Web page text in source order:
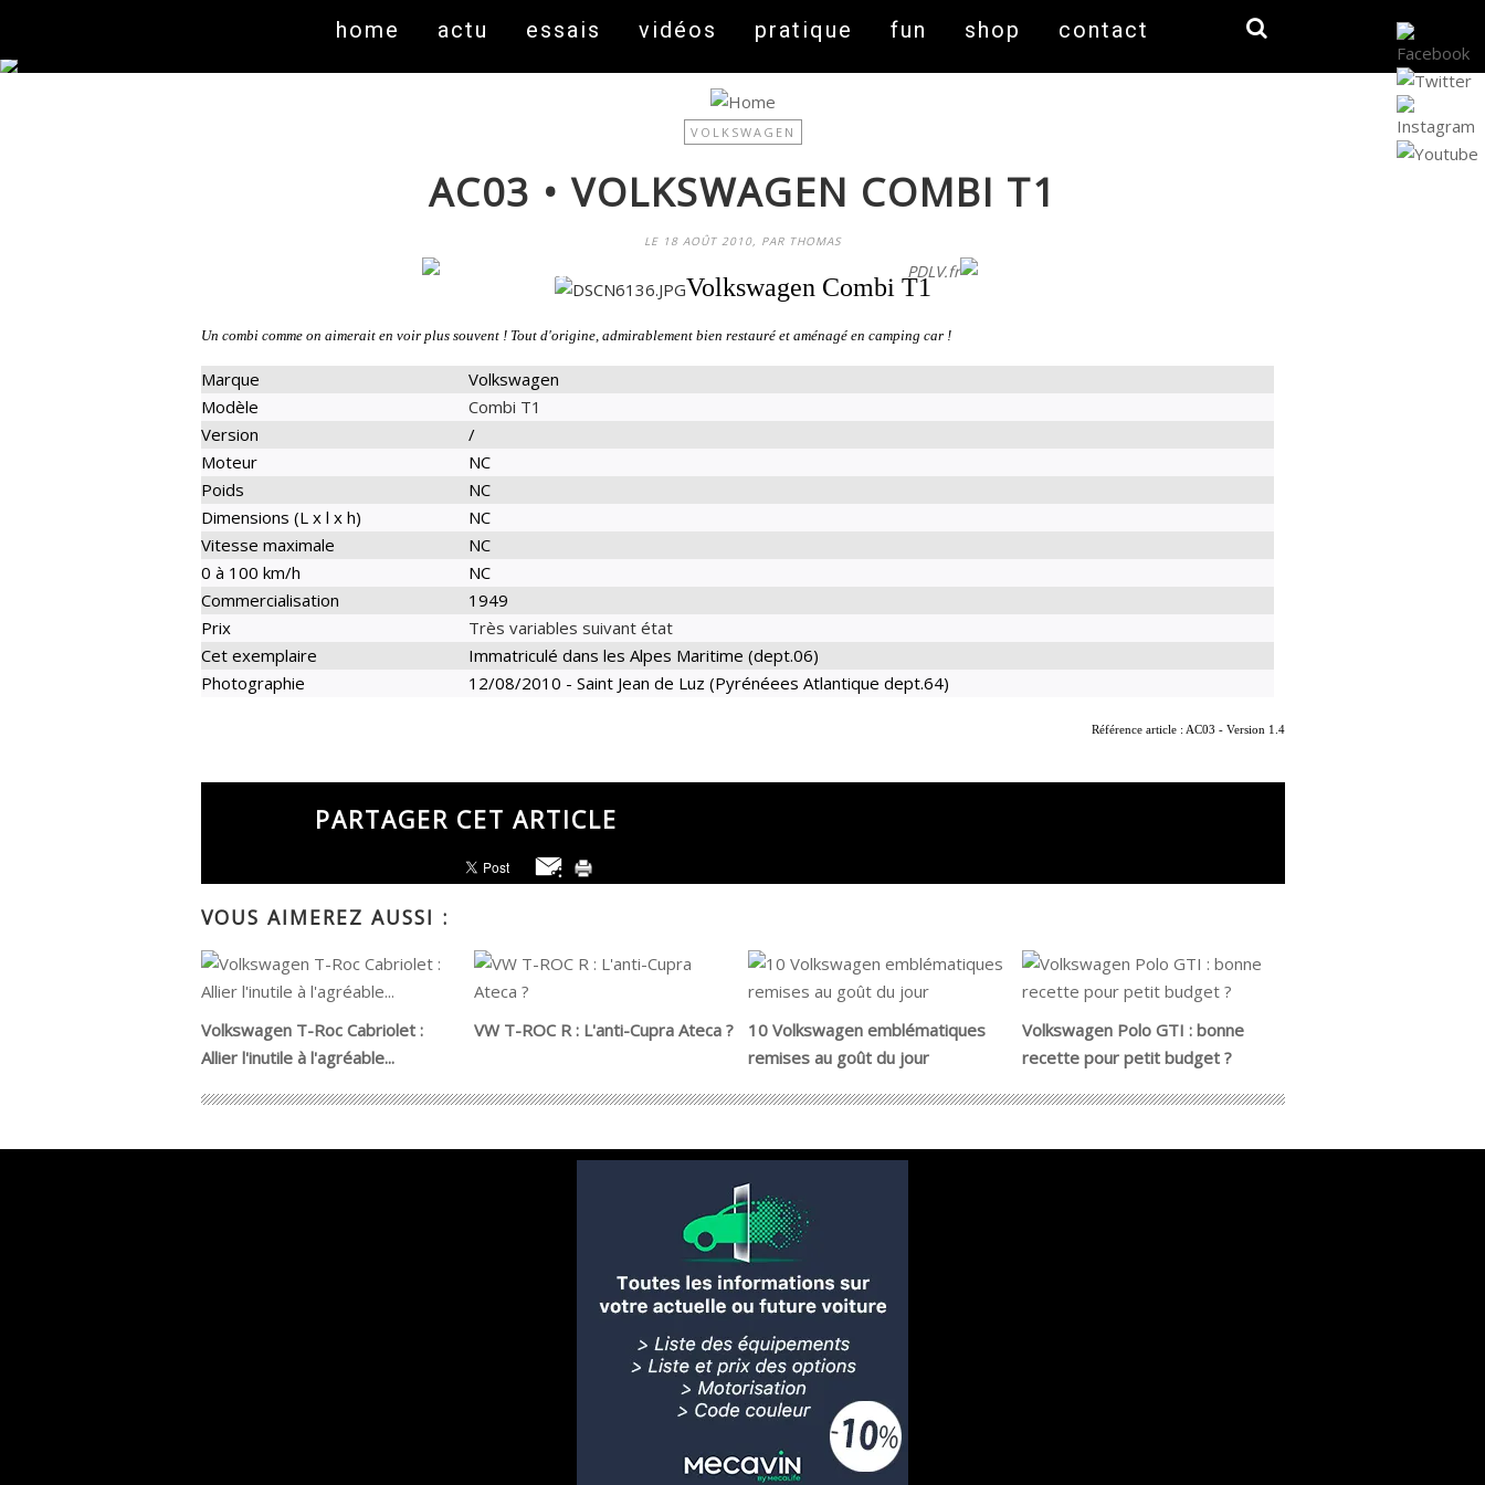
On fait peau neuve ! Découvrez notre nouveau site PDLV.fr
home actu essais vidéos pratique fun shop contact
VOLKSWAGEN
AC03 • VOLKSWAGEN COMBI T1
LE 18 AOÛT 2010, PAR THOMAS
Volkswagen Combi T1
Un combi comme on aimerait en voir plus souvent ! Tout d'origine, admirablement bien restauré et aménagé en camping car !
Marque
Volkswagen
Modèle
Combi T1
Version
/
Moteur
NC
Poids
NC
Dimensions (L x l x h)
NC
Vitesse maximale
NC
0 à 100 km/h
NC
Commercialisation
1949
Prix
Très variables suivant état
Cet exemplaire
Immatriculé dans les Alpes Maritime (dept.06)
Photographie
12/08/2010 - Saint Jean de Luz (Pyrénéees Atlantique dept.64)
Référence article : AC03 - Version 1.4
PARTAGER CET ARTICLE
VOUS AIMEREZ AUSSI :
Volkswagen T-Roc Cabriolet :
Allier l'inutile à l'agréable...
VW T-ROC R : L'anti-Cupra Ateca ?
10 Volkswagen emblématiques
remises au goût du jour
Volkswagen Polo GTI : bonne
recette pour petit budget ?